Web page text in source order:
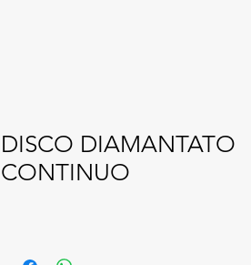
DISCO DIAMANTATO
CONTINUO